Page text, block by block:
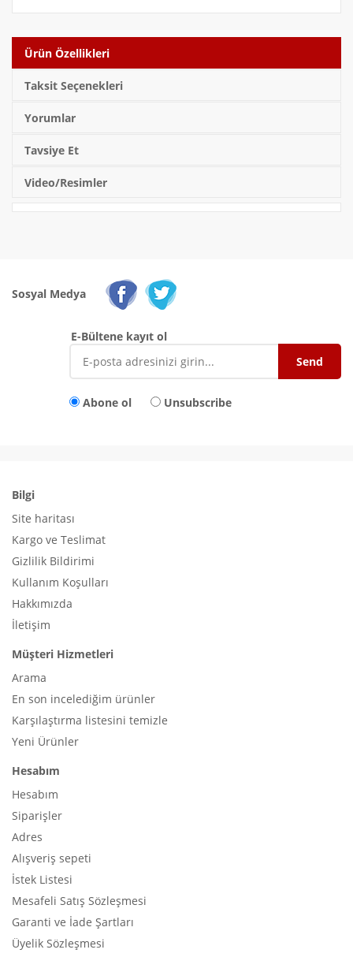
Ürün Özellikleri
Taksit Seçenekleri
Yorumlar
Tavsiye Et
Video/Resimler
Sosyal Medya
E-Bültene kayıt ol
Abone ol Unsubscribe
Bilgi
Site haritası
Kargo ve Teslimat
Gizlilik Bildirimi
Kullanım Koşulları
Hakkımızda
İletişim
Müşteri Hizmetleri
Arama
En son incelediğim ürünler
Karşılaştırma listesini temizle
Yeni Ürünler
Hesabım
Hesabım
Siparişler
Adres
Alışveriş sepeti
İstek Listesi
Mesafeli Satış Sözleşmesi
Garanti ve İade Şartları
Üyelik Sözleşmesi